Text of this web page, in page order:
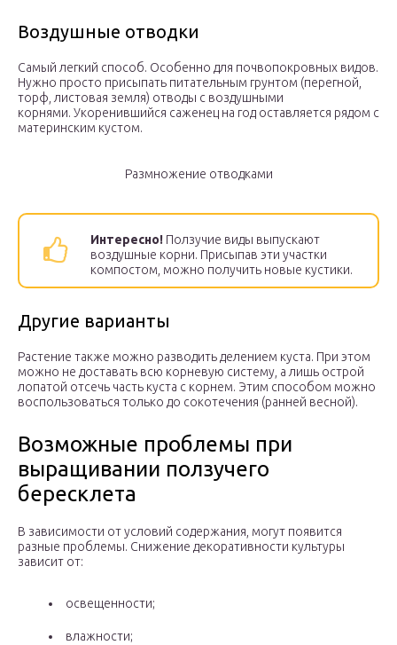
Воздушные отводки
Самый легкий способ. Особенно для почвопокровных видов.
Нужно просто присыпать питательным грунтом (перегной,
торф, листовая земля) отводы с воздушными
корнями. Укоренившийся саженец на год оставляется рядом с
материнским кустом.
Размножение отводками
Интересно! Ползучие виды выпускают
воздушные корни. Присыпав эти участки
компостом, можно получить новые кустики.
Другие варианты
Растение также можно разводить делением куста. При этом
можно не доставать всю корневую систему, а лишь острой
лопатой отсечь часть куста с корнем. Этим способом можно
воспользоваться только до сокотечения (ранней весной).
Возможные проблемы при
выращивании ползучего
бересклета
В зависимости от условий содержания, могут появится
разные проблемы. Снижение декоративности культуры
зависит от:
освещенности;
влажности;